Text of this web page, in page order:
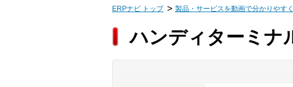
ERPナビ トップ 製品・サービスを動画で分かりやす
ハンディターミナ